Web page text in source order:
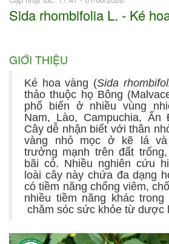
Sida rhombifolia L. - Ké
GIỚI THIỆU
Ké hoa vàng (Sida
thảo thuộc họ Bông
phổ biến ở nhiều vùng
Nam, Lào, Campuchia, Ấn
Cây dễ nhận biết với thân
vàng nhỏ mọc ở kẽ lá và
trưởng mạnh trên đất
bãi cỏ. Nhiều nghiên cứu
loài cây này chứa đa dạng
có tiềm năng chống viêm,
nhiều tiềm năng khác
chăm sóc sức khỏe từ dược